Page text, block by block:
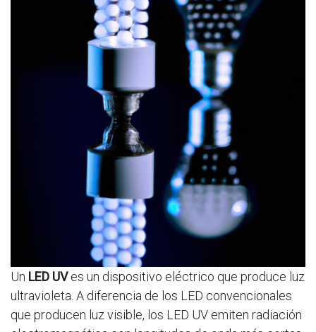
Un LED UVes un dispositivo eléctrico que produce luz
ultravioleta. A diferencia de los LED convencionales
que producen luz visible, los LED UV emiten radiación